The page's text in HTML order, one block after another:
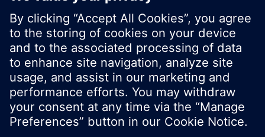
© Siemens Schweiz AG 2017
Produktangebot und Preise können pro Land
variieren.